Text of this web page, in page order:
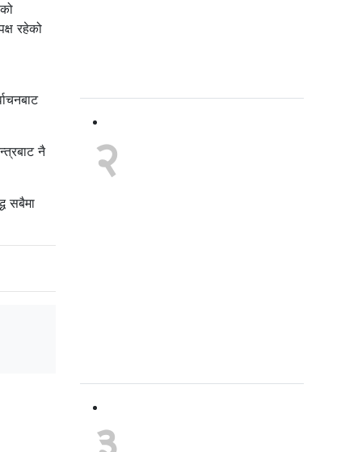
रहेको
नै
सबैमा
२